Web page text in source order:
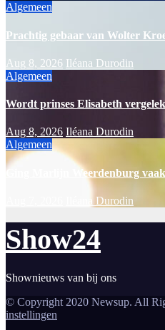
Algemeen
Prachtig gebaar van Wolter
Aug 8, 2026 Iléana Durodin
Algemeen
Wordt prinses Elisabeth
Aug 8, 2026 Iléana Durodin
Algemeen
Ging Marlijn Weerdenburg
Iléana Durodin
Show24
Shownieuws van bij ons
© Copyright 2020 Newsup. All
instellingen